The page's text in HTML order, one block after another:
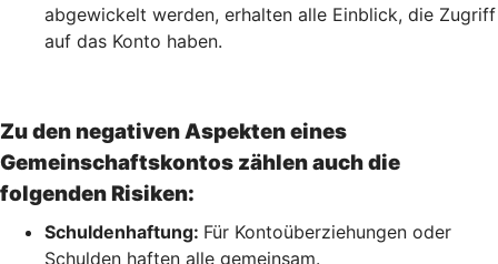
abgewickelt werden, erhalten alle Einblick, die Zugriff
auf das Konto haben.
Zu den negativen Aspekten eines
Gemeinschaftskontos zählen auch die
folgenden Risiken:
Schuldenhaftung: Für Kontoüberziehungen oder
Schulden haften alle gemeinsam.